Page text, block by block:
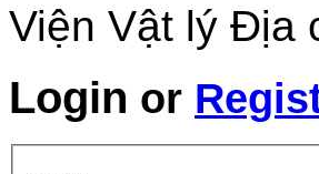
Viện Vật lý Địa
Login or